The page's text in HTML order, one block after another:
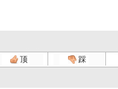
顶 踩